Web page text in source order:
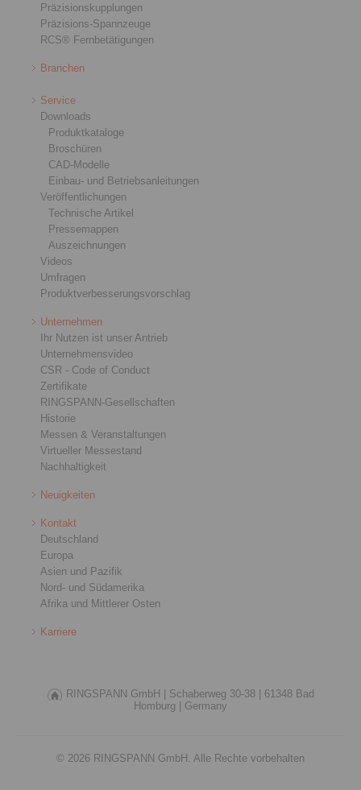
Präzisionskupplungen
Präzisions-Spannzeuge
RCS® Fernbetätigungen
Branchen
Service
Downloads
Produktkataloge
Broschüren
CAD-Modelle
Einbau- und Betriebsanleitungen
Veröffentlichungen
Technische Artikel
Pressemappen
Auszeichnungen
Videos
Umfragen
Produktverbesserungsvorschlag
Unternehmen
Ihr Nutzen ist unser Antrieb
Unternehmensvideo
CSR - Code of Conduct
Zertifikate
RINGSPANN-Gesellschaften
Historie
Messen & Veranstaltungen
Virtueller Messestand
Nachhaltigkeit
Neuigkeiten
Kontakt
Deutschland
Europa
Asien und Pazifik
Nord- und Südamerika
Afrika und Mittlerer Osten
Karriere
RINGSPANN GmbH | Schaberweg 30-38 | 61348 Bad
Homburg | Germany
© 2026 RINGSPANN GmbH. Alle Rechte vorbehalten